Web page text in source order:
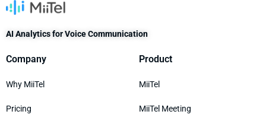
AI Analytics for Voice Communication
Company
Why MiiTel
Pricing
Product
MiiTel
MiiTel Meeting